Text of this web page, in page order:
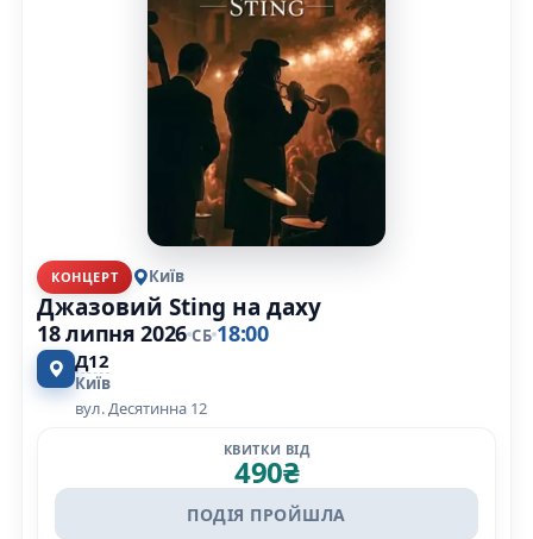
КОНЦЕРТ Київ
Джазовий Sting на даху
18 липня 2026 СБ 18:00
Д12
Київ
вул. Десятинна 12
КВИТКИ ВІД
490₴
ПОДІЯ ПРОЙШЛА